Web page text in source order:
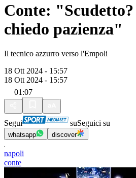
Conte:
chiedo pazienza"
Il tecnico azzurro verso l'Empoli
18 Ott 2024 - 15:57
18 Ott 2024 - 15:57
01:07
Segui suSeguici su
whatsapp discover
napoli
conte